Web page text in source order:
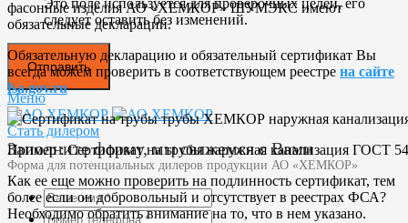
следует оставить без изменений.
Меню
Стать дилером
Заполните форму, мы свяжемся с Вами
Форма для потенциальных дилеров продукции АО «ХЕМКОР»
фасонные изделия АО «ХЕМКОР» ШУМЭКС имеют
обязательные декларации.
Обязательную декларацию и обязательный сертификат Вы
всегда можем проверить в соответствующем реестре на сайте
fsa.gov.ru
Пример : Сертификат на трубы наружная канализация ГОСТ
Как ее еще можно проверить на подлинность сертификат, тем
более если он добровольный и отсутствует в реестрах ФСА?
Необходимо обратить внимание на то, что в нем указано.